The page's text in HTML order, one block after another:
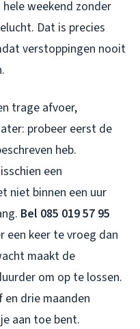
weekend zonder
Dat is precies
verstoppingen nooit
trage afvoer,
probeer eerst de
heb.
een
niet binnen een uur
Bel 085 019 57 95
een keer te vroeg dan
maakt de
om op te lossen.
drie maanden
aan toe bent.